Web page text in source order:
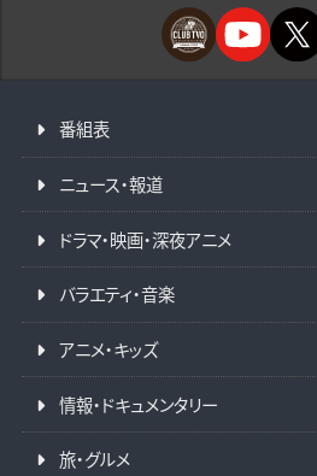
番組表
ニュース・報道
ドラマ・映画・深夜アニメ
バラエティ・音楽
アニメ・キッズ
情報・ドキュメンタリー
旅・グルメ